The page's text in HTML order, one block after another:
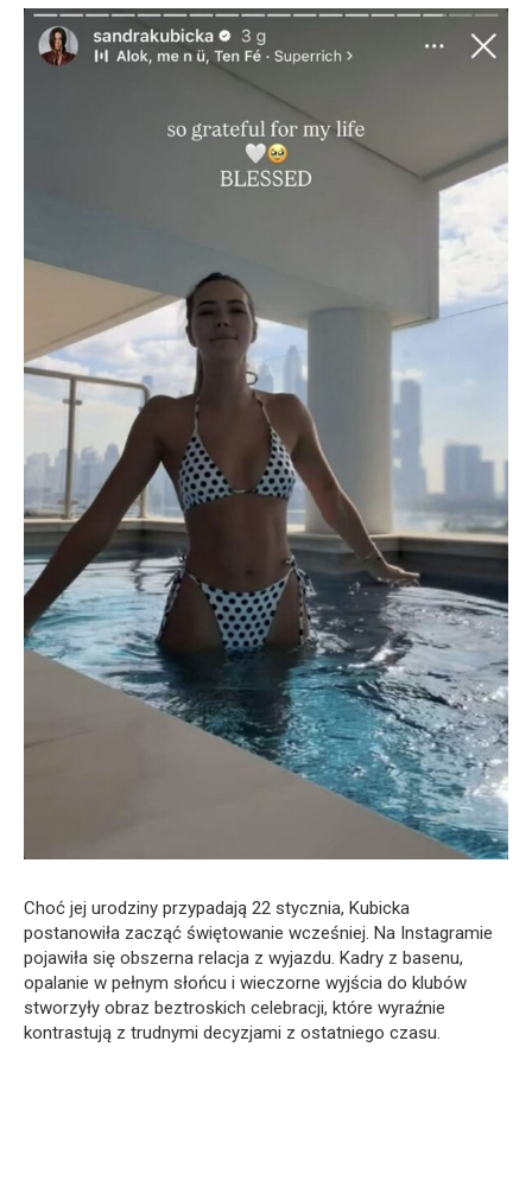
Choć jej urodziny przypadają 22 stycznia, Kubicka
postanowiła zacząć świętowanie wcześniej. Na Instagramie
pojawiła się obszerna relacja z wyjazdu. Kadry z basenu,
opalanie w pełnym słońcu i wieczorne wyjścia do klubów
stworzyły obraz beztroskich celebracji, które wyraźnie
kontrastują z trudnymi decyzjami z ostatniego czasu.